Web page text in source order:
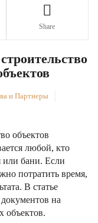
Share
и Партнеры
объектов
любой, кто
или бани. Если
потратить время,
В статье
на
объектов.